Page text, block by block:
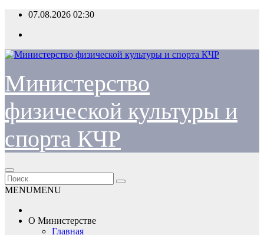
Перейти
содержимому
07.08.2026 02:30
Министерство
физической культуры и
спорта КЧР
MENUMENU
О Министерстве
Главная